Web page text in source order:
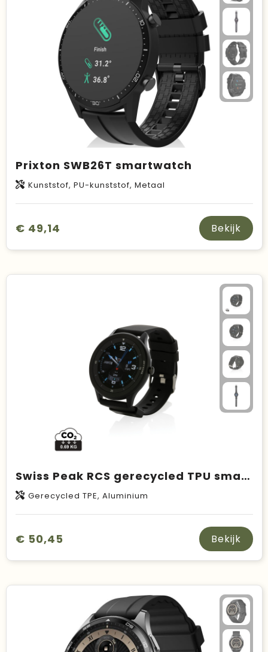
Prixton SWB26T smartwatch
Kunststof, PU-kunststof, Metaal
€ 49,14 Bekijk
Swiss Peak RCS gerecycled TPU smart watch
Gerecycled TPE, Aluminium
€ 50,45 Bekijk